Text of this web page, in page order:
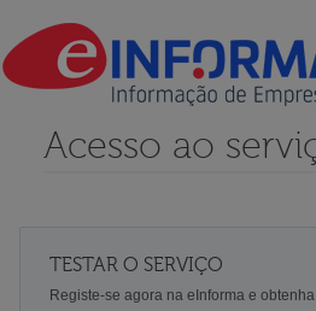
Acesso ao
TESTAR O SERVIÇO
Registe-se agora na eInforma e obtenha